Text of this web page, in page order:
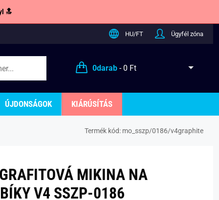
🔝
HU/FT Ügyfél zóna
0darab- 0 Ft
ÚJDONSÁGOK KIÁRÚSÍTÁS
Termék kód: mo_sszp/0186/v4graphite
MIKINA NA
V4 SSZP-0186